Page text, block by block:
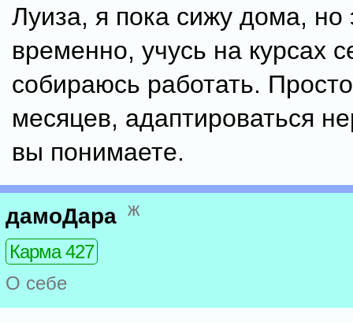
Луиза, я пока сижу дома, но
временно, учусь на курсах
собираюсь работать.
месяцев, адаптироваться
вы понимаете.
дамоДара ж
Карма 427
О себе